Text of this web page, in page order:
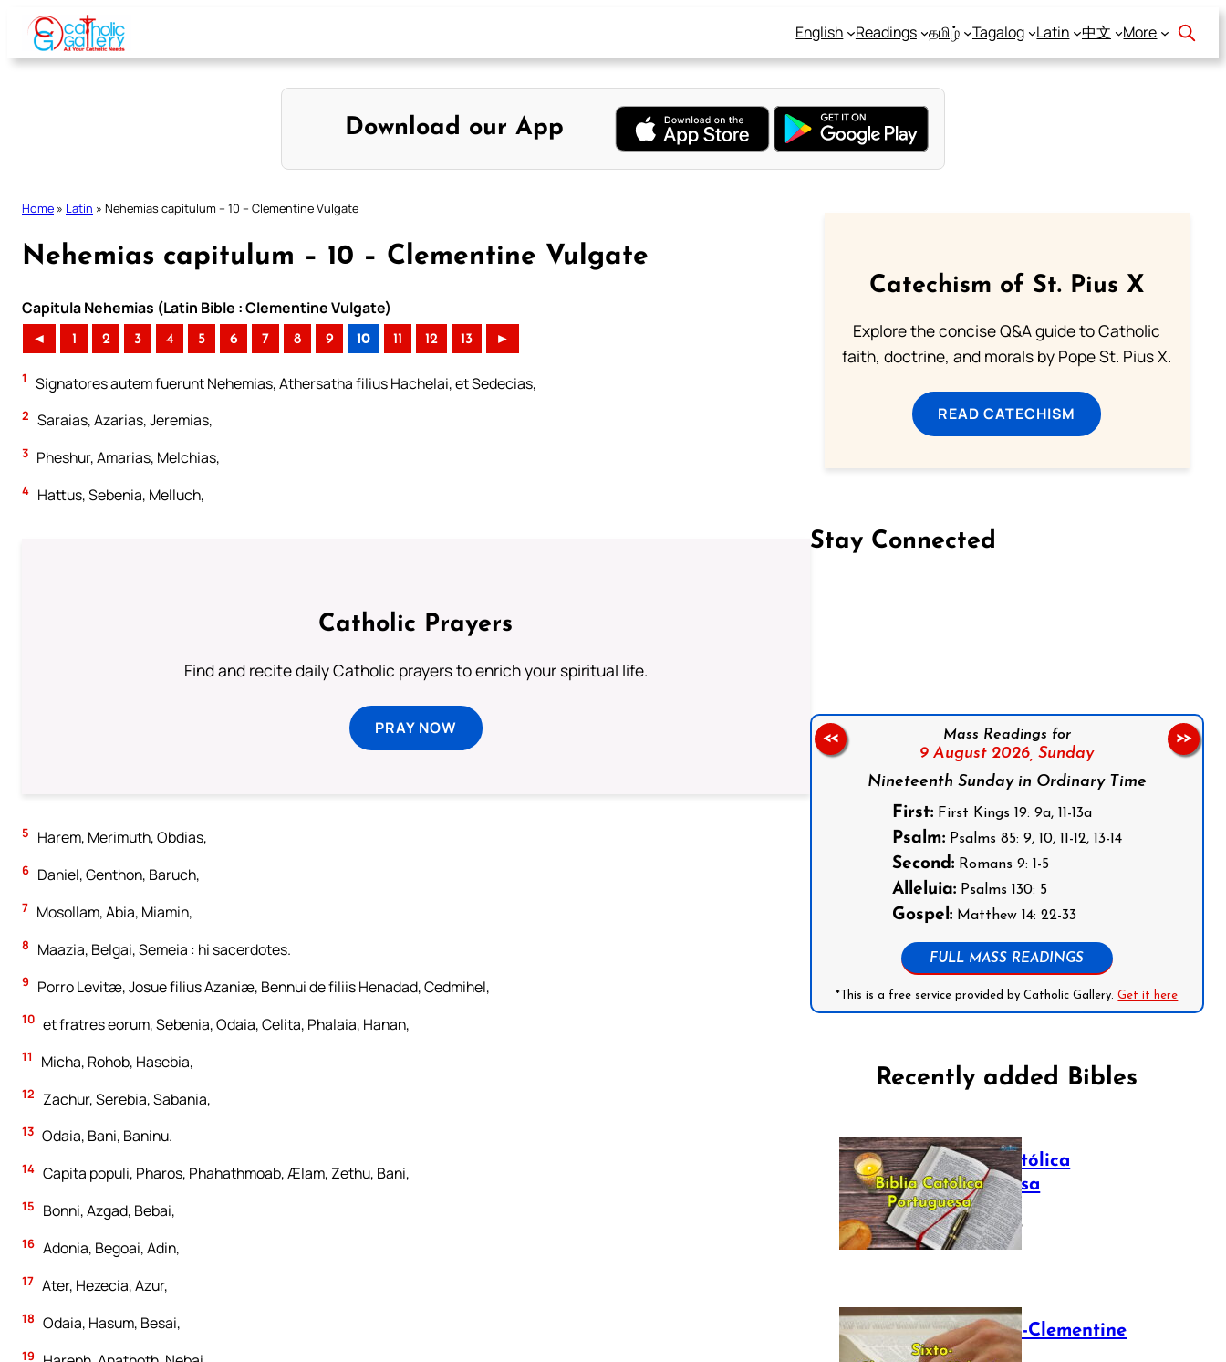
Skip
content
English Readings தமிழ் Tagalog Latin 中文 More
Download our App
Home » Latin » Nehemias capitulum – 10 – Clementine Vulgate
Nehemias capitulum – 10 – Clementine Vulgate
Capitula Nehemias (Latin Bible : Clementine Vulgate)
◄ 1 2 3 4 5 6 7 8 9 10 11 12 13 ►
1 Signatores autem fuerunt Nehemias, Athersatha filius Hachelai, et Sedecias,
2 Saraias, Azarias, Jeremias,
3 Pheshur, Amarias, Melchias,
4 Hattus, Sebenia, Melluch,
Catholic Prayers
Find and recite daily Catholic prayers to enrich your spiritual life.
PRAY NOW
5 Harem, Merimuth, Obdias,
6 Daniel, Genthon, Baruch,
7 Mosollam, Abia, Miamin,
8 Maazia, Belgai, Semeia : hi sacerdotes.
9 Porro Levitæ, Josue filius Azaniæ, Bennui de filiis Henadad, Cedmihel,
10 et fratres eorum, Sebenia, Odaia, Celita, Phalaia, Hanan,
11 Micha, Rohob, Hasebia,
12 Zachur, Serebia, Sabania,
13 Odaia, Bani, Baninu.
14 Capita populi, Pharos, Phahathmoab, Ælam, Zethu, Bani,
15 Bonni, Azgad, Bebai,
16 Adonia, Begoai, Adin,
17 Ater, Hezecia, Azur,
18 Odaia, Hasum, Besai,
19
Catechism of St. Pius X
Explore the concise Q&A guide to Catholic
faith, doctrine, and morals by Pope St. Pius X.
READ CATECHISM
Stay Connected
Mass Readings for
9 August 2026, Sunday
Nineteenth Sunday in Ordinary Time
First:First Kings 19: 9a, 11-13a
Psalm:Psalms 85: 9, 10, 11-12, 13-14
Second:Romans 9: 1-5
Alleluia:Psalms 130: 5
Gospel:Matthew 14: 22-33
FULL MASS READINGS
*This is a free service provided by Catholic Gallery.Get it here
<< >>
Recently added Bibles
Bíblia Católica
Portuguesa
July 16, 2025
The Sixto-Clementine
Vulgate